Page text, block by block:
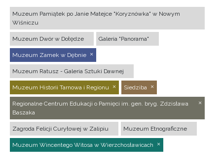
Muzeum Pamiątek po Janie Matejce "Koryznówka" w Nowym
Wiśniczu
Muzeum Dwór w Dołędze Galeria "Panorama"
Muzeum Zamek w Dębnie
Muzeum Ratusz - Galeria Sztuki Dawnej
Muzeum Historii Tarnowa i Regionu Siedziba
Regionalne Centrum Edukacji o Pamięci im. gen. bryg. Zdzisława
Baszaka
Zagroda Felicji Curyłowej w Zalipiu Muzeum Etnograficzne
Muzeum Wincentego Witosa w Wierzchosławicach